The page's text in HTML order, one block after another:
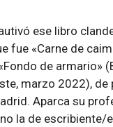
ese libro
fue «Carne de
de armario»
marzo 2022), de
Aparca su
la de escribiente/